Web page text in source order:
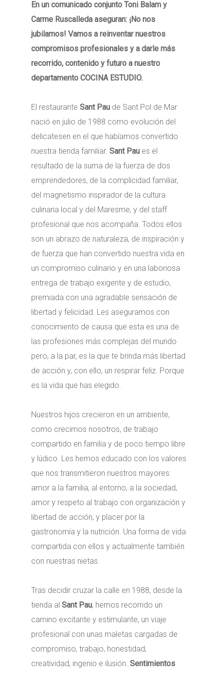
En un comunicado conjunto Toni Balam y
Carme Ruscalleda aseguran: ¡No nos
jubilamos! Vamos a reinventar nuestros
compromisos profesionales y a darle más
recorrido, contenido y futuro a nuestro
departamento COCINA ESTUDIO.
El restaurante Sant Pau de Sant Pol de Mar
nació en julio de 1988 como evolución del
delicatesen en el que habíamos convertido
nuestra tienda familiar. Sant Pau es el
resultado de la suma de la fuerza de dos
emprendedores, de la complicidad familiar,
del magnetismo inspirador de la cultura
culinaria local y del Maresme, y del staff
profesional que nos acompaña. Todos ellos
son un abrazo de naturaleza, de inspiración y
de fuerza que han convertido nuestra vida en
un compromiso culinario y en una laboriosa
entrega de trabajo exigente y de estudio,
premiada con una agradable sensación de
libertad y felicidad. Les aseguramos con
conocimiento de causa que esta es una de
las profesiones más complejas del mundo
pero, a la par, es la que te brinda más libertad
de acción y, con ello, un respirar feliz. Porque
es la vida que has elegido.
Nuestros hijos crecieron en un ambiente,
como crecimos nosotros, de trabajo
compartido en familia y de poco tiempo libre
y lúdico. Les hemos educado con los valores
que nos transmitieron nuestros mayores:
amor a la familia, al entorno, a la sociedad,
amor y respeto al trabajo con organización y
libertad de acción, y placer por la
gastronomía y la nutrición. Una forma de vida
compartida con ellos y actualmente también
con nuestras nietas.
Tras decidir cruzar la calle en 1988, desde la
tienda al Sant Pau, hemos recorrido un
camino excitante y estimulante, un viaje
profesional con unas maletas cargadas de
compromiso, trabajo, honestidad,
creatividad, ingenio e ilusión. Sentimientos